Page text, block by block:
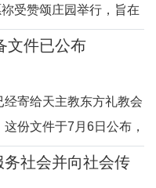
会的生活与使命。此
请了各大神学院院长、
神学
受赞颂庄园举行，旨在
8月份关怀和接近弱小的
祭，以及教宗花园的导
枢机：“教会蒙召居住在
聆听和希望的地方。”罗
文件已公布
寄给天主教东方礼教会
份文件于7月6日公布，
至14日将与他们在梵蒂
社会并向社会传